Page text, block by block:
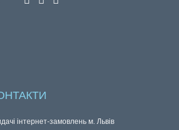
інтернет-замовлень м. Львів